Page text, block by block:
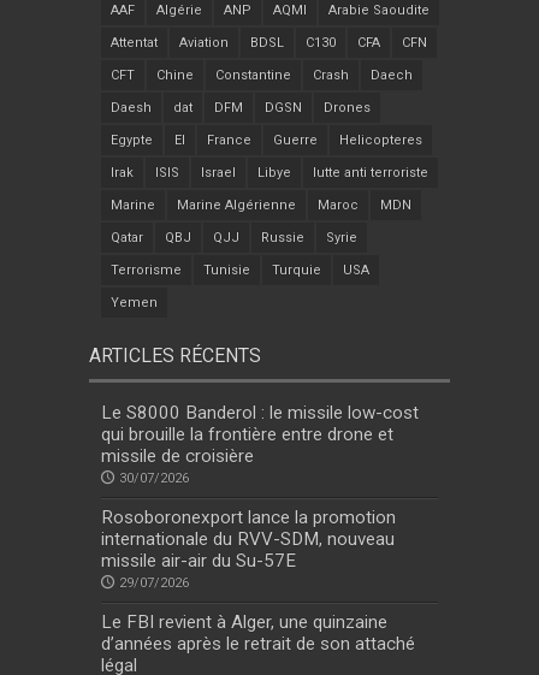
AAF Algérie ANP AQMI Arabie Saoudite
Attentat Aviation BDSL C130 CFA CFN
CFT Chine Constantine Crash Daech
Daesh dat DFM DGSN Drones
Egypte EI France Guerre Helicopteres
Irak ISIS Israel Libye lutte anti terroriste
Marine Marine Algérienne Maroc MDN
Qatar QBJ QJJ Russie Syrie
Terrorisme Tunisie Turquie USA
Yemen
ARTICLES RÉCENTS
Le S8000 Banderol : le missile low-cost
qui brouille la frontière entre drone et
missile de croisière
30/07/2026
Rosoboronexport lance la promotion
internationale du RVV-SDM, nouveau
missile air-air du Su-57E
29/07/2026
Le FBI revient à Alger, une quinzaine
d’années après le retrait de son attaché
légal